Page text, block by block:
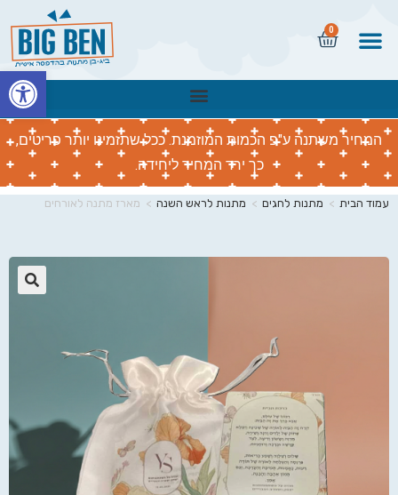
0
המחיר משתנה ע"פ הכמות המוזמנת. ככל שתזמינו יותר פריטים,
כך ירד המחיר ליחידה.
עמוד הבית > מתנות לחגים > מתנות לראש השנה > מארז מתנה לאורחים